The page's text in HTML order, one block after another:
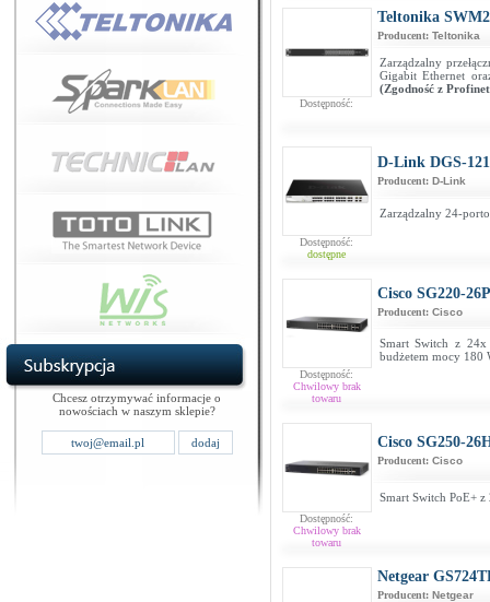
Chcesz otrzymywać informacje o
nowościach w naszym sklepie?
Dostępność:
Teltonika
Producent: Teltonika
Zarządzalny
Gigabit Ethernet
(Zgodność z
Dostępność:
dostępne
D-Link DGS-
Producent: D-Link
Zarządzalny 24-
Dostępność:
Chwilowy brak
towaru
Cisco SG220-26P
Producent: Cisco
Smart Switch z
budżetem mocy 180
Dostępność:
Chwilowy brak
towaru
Cisco SG250-
Producent: Cisco
Smart Switch PoE+
Netgear
Producent: Netgear